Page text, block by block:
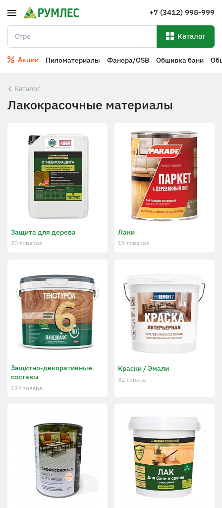
+7 (3412) 998-999
Каталог
Акции Пиломатериалы Фанера/OSB Обшивка бани
Каталог
Лакокрасочные материалы
Защита для дерева
20 товаров
Лаки
18 товаров
Защитно-декоративные
составы
124 товара
Краски / Эмали
32 товара